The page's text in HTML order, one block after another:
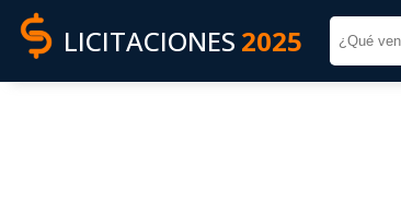
LICITACIONES 2025